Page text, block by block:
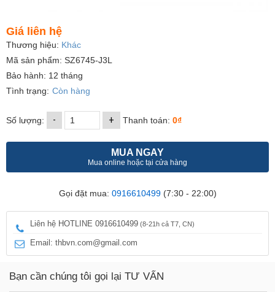
Giá liên hệ
Thương hiệu: Khác
Mã sản phẩm: SZ6745-J3L
Bảo hành: 12 tháng
Tình trạng: Còn hàng
Số lượng: - + Thanh toán: 0₫
MUA NGAY
Mua online hoặc tại cửa hàng
Gọi đặt mua: 0916610499(7:30 - 22:00)
Liên hệ HOTLINE 0916610499 (8-21h cả T7, CN)
Email: thbvn.com@gmail.com
Bạn cần chúng tôi gọi lại TƯ VẤN